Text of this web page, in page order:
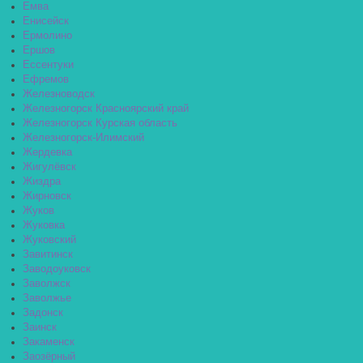
Емва
Енисейск
Ермолино
Ершов
Ессентуки
Ефремов
Железноводск
Железногорск Красноярский край
Железногорск Курская область
Железногорск-Илимский
Жердевка
Жигулёвск
Жиздра
Жирновск
Жуков
Жуковка
Жуковский
Завитинск
Заводоуковск
Заволжск
Заволжье
Задонск
Заинск
Закаменск
Заозёрный